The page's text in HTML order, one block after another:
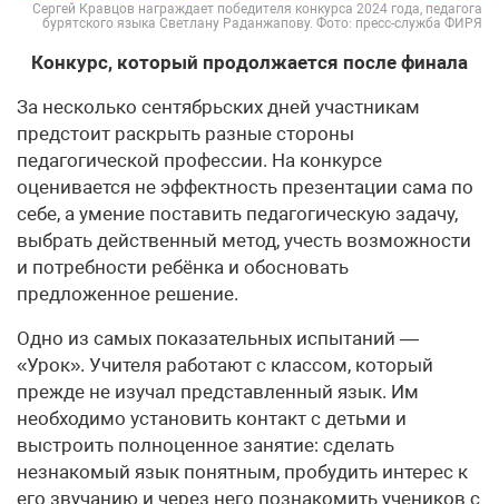
Сергей Кравцов награждает победителя конкурса 2024 года, педагога
бурятского языка Светлану Раданжапову. Фото: пресс-служба ФИРЯ
Конкурс, который продолжается после финала
За несколько сентябрьских дней участникам
предстоит раскрыть разные стороны
педагогической профессии. На конкурсе
оценивается не эффектность презентации сама по
себе, а умение поставить педагогическую задачу,
выбрать действенный метод, учесть возможности
и потребности ребёнка и обосновать
предложенное решение.
Одно из самых показательных испытаний —
«Урок». Учителя работают с классом, который
прежде не изучал представленный язык. Им
необходимо установить контакт с детьми и
выстроить полноценное занятие: сделать
незнакомый язык понятным, пробудить интерес к
его звучанию и через него познакомить учеников с